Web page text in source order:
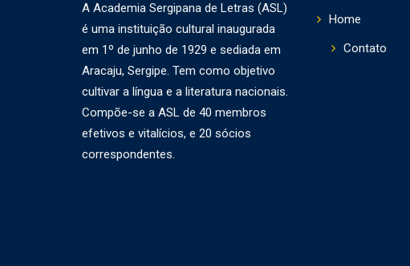
A Academia Sergipana de Letras (ASL)
é uma instituição cultural inaugurada
em 1º de junho de 1929 e sediada em
Aracaju, Sergipe. Tem como objetivo
cultivar a língua e a literatura nacionais.
Compõe-se a ASL de 40 membros
efetivos e vitalícios, e 20 sócios
correspondentes.
Home
Contato